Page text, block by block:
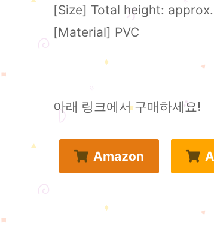
[Size] Total height:
[Material] PVC
아래 링크에서 구매하세요!
Amazon